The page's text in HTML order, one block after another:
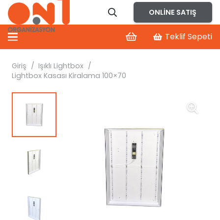
ONLINE SATIŞ
Teklif Sepeti
Giriş / Işıklı Lightbox /
Lightbox Kasası Kiralama 100×70